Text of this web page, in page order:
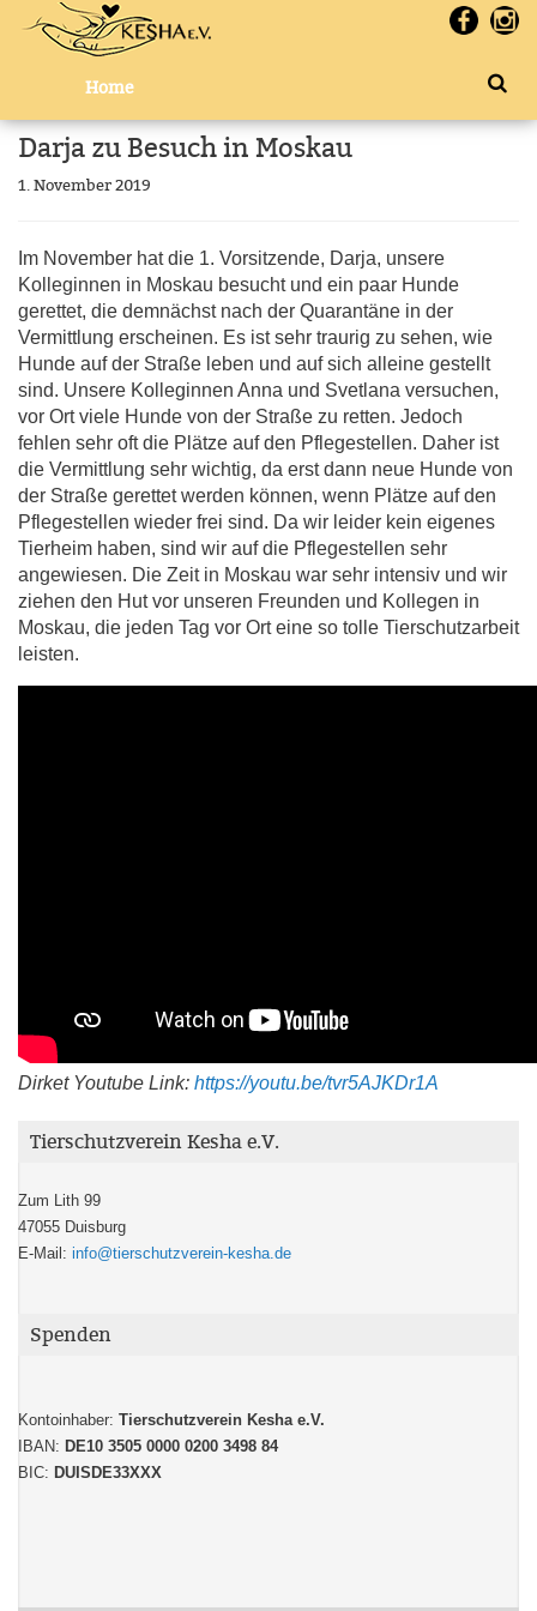
Home
Darja zu Besuch in Moskau
1. November 2019
Im November hat die 1. Vorsitzende, Darja, unsere
Kolleginnen in Moskau besucht und ein paar Hunde
gerettet, die demnächst nach der Quarantäne in der
Vermittlung erscheinen. Es ist sehr traurig zu sehen, wie
Hunde auf der Straße leben und auf sich alleine gestellt
sind. Unsere Kolleginnen Anna und Svetlana versuchen,
vor Ort viele Hunde von der Straße zu retten. Jedoch
fehlen sehr oft die Plätze auf den Pflegestellen. Daher ist
die Vermittlung sehr wichtig, da erst dann neue Hunde von
der Straße gerettet werden können, wenn Plätze auf den
Pflegestellen wieder frei sind. Da wir leider kein eigenes
Tierheim haben, sind wir auf die Pflegestellen sehr
angewiesen. Die Zeit in Moskau war sehr intensiv und wir
ziehen den Hut vor unseren Freunden und Kollegen in
Moskau, die jeden Tag vor Ort eine so tolle Tierschutzarbeit
leisten.
Dirket Youtube Link: https://youtu.be/tvr5AJKDr1A
Tierschutzverein Kesha e.V.
Zum Lith 99
47055 Duisburg
E-Mail: info@tierschutzverein-kesha.de
Spenden
Kontoinhaber: Tierschutzverein Kesha e.V.
IBAN: DE10 3505 0000 0200 3498 84
BIC: DUISDE33XXX